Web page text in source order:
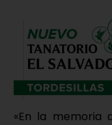
«En la memoria